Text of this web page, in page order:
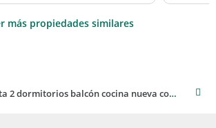
más propiedades similares
Departamento venta 2 dormitorios balcón cocina nueva cordodoba